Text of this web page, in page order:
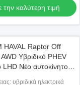
την καλύτερη τιμή
HAVAL Raptor Off
Υβριδικό PHEV
LHD Νέο αυτοκίνητο
υβριδικά ηλεκτρικά